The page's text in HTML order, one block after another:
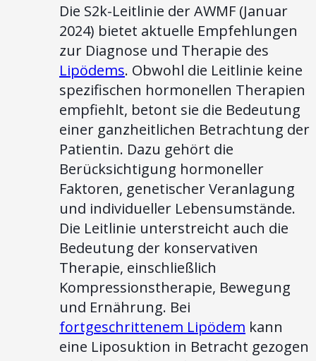
Die S2k-Leitlinie der AWMF (Januar
2024) bietet aktuelle Empfehlungen
zur Diagnose und Therapie des
Lipödems. Obwohl die Leitlinie keine
spezifischen hormonellen Therapien
empfiehlt, betont sie die Bedeutung
einer ganzheitlichen Betrachtung der
Patientin. Dazu gehört die
Berücksichtigung hormoneller
Faktoren, genetischer Veranlagung
und individueller Lebensumstände.
Die Leitlinie unterstreicht auch die
Bedeutung der konservativen
Therapie, einschließlich
Kompressionstherapie, Bewegung
und Ernährung. Bei
fortgeschrittenem Lipödem kann
eine Liposuktion in Betracht gezogen